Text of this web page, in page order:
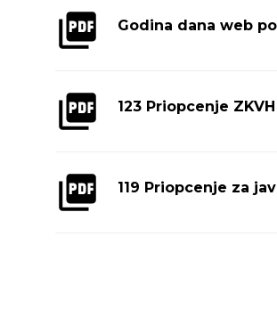
Godina dana web
123 Priopcenje
119 Priopcenje za